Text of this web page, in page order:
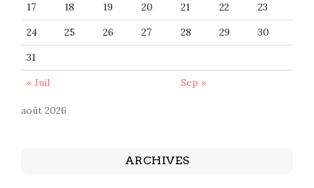
août 2026
17
18 19 20 21 22
23
24
25 26 27 28 29
30
31
« Juil
Sep »
ARCHIVES